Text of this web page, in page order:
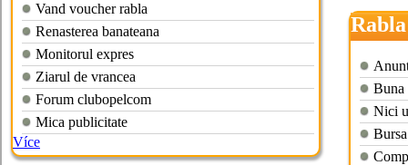
Vand voucher rabla
Renasterea banateana
Monitorul expres
Ziarul de vrancea
Forum clubopelcom
Mica publicitate
Více
Buna
Nici